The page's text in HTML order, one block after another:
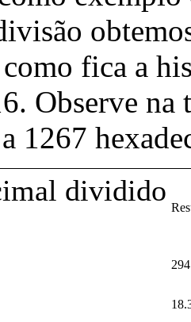
fica a
Observe
1267
dividido